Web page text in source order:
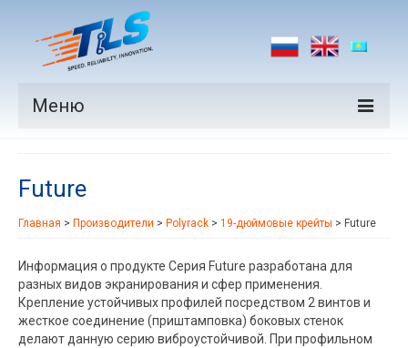
Меню
Производители
Рынки
Новости
Контакты
Future
Главная > Производители > Polyrack > 19-дюймовые крейты > Future
Информация о продукте Серия Future разработана для
разных видов экранирования и сфер применения.
Крепление устойчивых профилей посредством 2 винтов и
жесткое соединение (приштамповка) боковых стенок
делают данную серию виброустойчивой. При профильном